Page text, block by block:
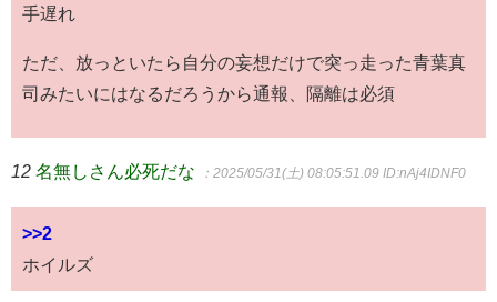
手遅れ
ただ、放っといたら自分の妄想だけで突っ走った青葉真
司みたいにはなるだろうから通報、隔離は必須
12 名無しさん必死だな ：2025/05/31(土) 08:05:51.09 ID:nAj4IDNF0
>>2
ホイルズ